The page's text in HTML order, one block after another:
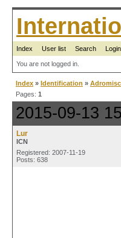
Index User list Search Login
You are not logged in.
Index » Identification »
Pages: 1
2015-09-13
Lur
ICN
Registered: 2007-11-19
Posts: 638